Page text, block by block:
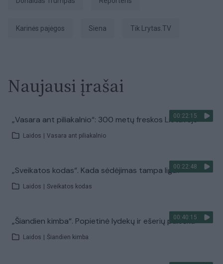
karinės pajėgos siena tik Lrytas.TV
Naujausi įrašai
00:22:15
„Vasara ant piliakalnio“: 300 metų freskos Lietuvoje
Laidos Vasara ant piliakalnio
00:22:48
„Sveikatos kodas“. Kada sėdėjimas tampa liga?
Laidos Sveikatos kodas
00:40:15
„Šiandien kimba“. Popietinė lydekų ir ešerių paieška
Laidos Šiandien kimba